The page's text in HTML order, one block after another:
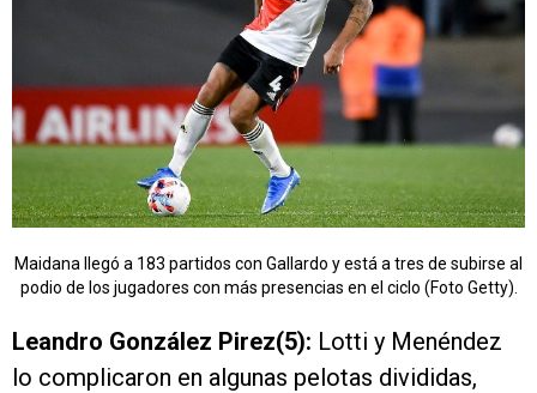
Maidana llegó a 183 partidos con Gallardo y está a tres de subirse al
podio de los jugadores con más presencias en el ciclo (Foto Getty).
Leandro González Pirez(5): Lotti y Menéndez
lo complicaron en algunas pelotas divididas,